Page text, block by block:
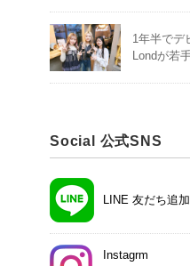
1年半でデ
Londが若
Social 公式SNS
LINE 友だち追加
Instagrm